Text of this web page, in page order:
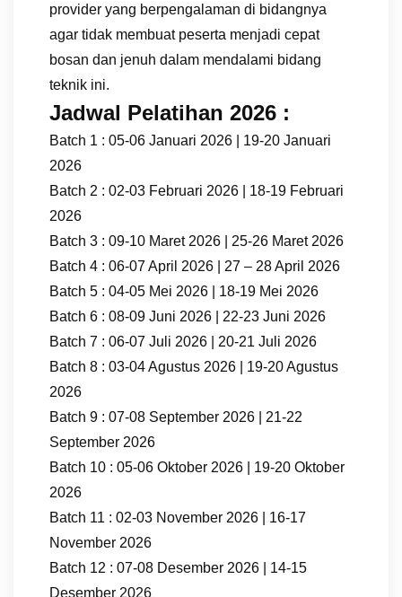
provider yang berpengalaman di bidangnya
agar tidak membuat peserta menjadi cepat
bosan dan jenuh dalam mendalami bidang
teknik ini.
Jadwal Pelatihan 2026 :
Batch 1 : 05-06 Januari 2026 | 19-20 Januari
2026
Batch 2 : 02-03 Februari 2026 | 18-19 Februari
2026
Batch 3 : 09-10 Maret 2026 | 25-26 Maret 2026
Batch 4 : 06-07 April 2026 | 27 – 28 April 2026
Batch 5 : 04-05 Mei 2026 | 18-19 Mei 2026
Batch 6 : 08-09 Juni 2026 | 22-23 Juni 2026
Batch 7 : 06-07 Juli 2026 | 20-21 Juli 2026
Batch 8 : 03-04 Agustus 2026 | 19-20 Agustus
2026
Batch 9 : 07-08 September 2026 | 21-22
September 2026
Batch 10 : 05-06 Oktober 2026 | 19-20 Oktober
2026
Batch 11 : 02-03 November 2026 | 16-17
November 2026
Batch 12 : 07-08 Desember 2026 | 14-15
Desember 2026